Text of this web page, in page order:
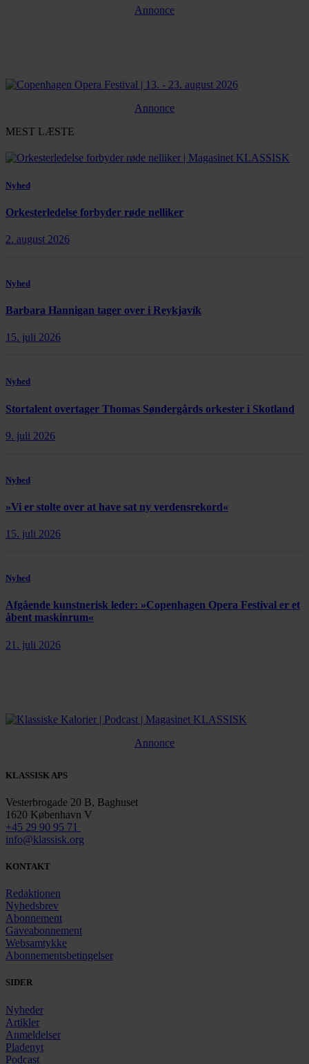
Annonce
Annonce
MEST LÆSTE
Nyhed
Orkesterledelse forbyder røde nelliker
2. august 2026
Nyhed
Barbara Hannigan tager over i Reykjavík
15. juli 2026
Nyhed
Stortalent overtager Thomas Søndergårds orkester i Skotland
9. juli 2026
Nyhed
»Vi er stolte over at have sat ny verdensrekord«
15. juli 2026
Nyhed
Afgående kunstnerisk leder: »Copenhagen Opera Festival er et
åbent maskinrum«
21. juli 2026
Annonce
KLASSISK APS
Vesterbrogade 20 B, Baghuset
1620 København V
+45 29 90 95 71
info@klassisk.org
KONTAKT
Redaktionen
Nyhedsbrev
Abonnement
Gaveabonnement
Websamtykke
Abonnementsbetingelser
SIDER
Nyheder
Artikler
Anmeldelser
Pladenyt
Podcast